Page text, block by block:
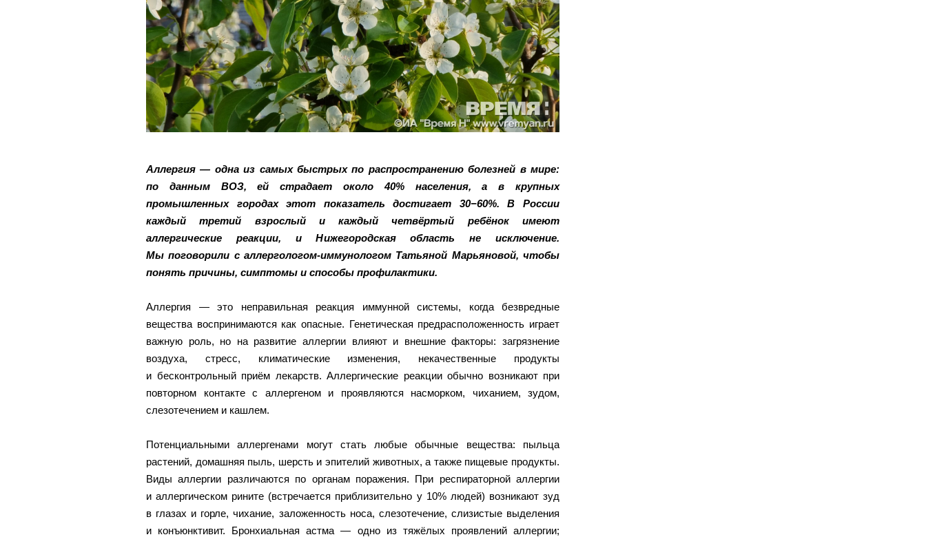
Аллергия — одна из самых быстрых по распространению болезней в мире:
по данным ВОЗ, ей страдает около 40% населения, а в крупных
промышленных городах этот показатель достигает 30−60%. В России
каждый третий взрослый и каждый четвёртый ребёнок имеют
аллергические реакции, и Нижегородская область не исключение.
Мы поговорили с аллергологом‑иммунологом Татьяной Марьяновой, чтобы
понять причины, симптомы и способы профилактики.
Аллергия — это неправильная реакция иммунной системы, когда безвредные
вещества воспринимаются как опасные. Генетическая предрасположенность играет
важную роль, но на развитие аллергии влияют и внешние факторы: загрязнение
воздуха, стресс, климатические изменения, некачественные продукты
и бесконтрольный приём лекарств. Аллергические реакции обычно возникают при
повторном контакте с аллергеном и проявляются насморком, чиханием, зудом,
слезотечением и кашлем.
Потенциальными аллергенами могут стать любые обычные вещества: пыльца
растений, домашняя пыль, шерсть и эпителий животных, а также пищевые продукты.
Виды аллергии различаются по органам поражения. При респираторной аллергии
и аллергическом рините (встречается приблизительно у 10% людей) возникают зуд
в глазах и горле, чихание, заложенность носа, слезотечение, слизистые выделения
и конъюнктивит. Бронхиальная астма — одно из тяжёлых проявлений аллергии;